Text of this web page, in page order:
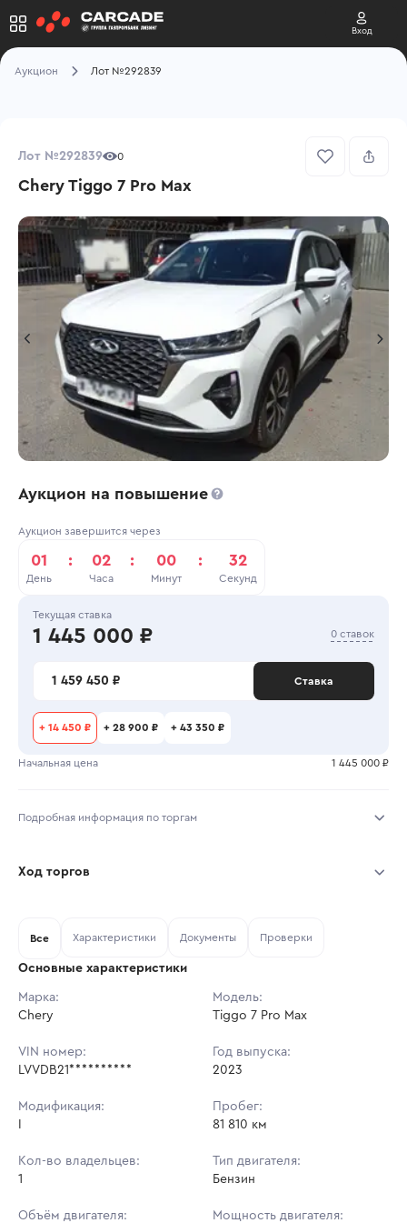
Вход
Аукцион Лот №292839
Лот №292839 0
Chery Tiggo 7 Pro Max
Аукцион на повышение
Аукцион завершится через
01
День
: 02
Часа
: 00
Минут
: 32
Секунд
Текущая ставка
1 445 000 ₽ 0 ставок
1 459 450 ₽ Ставка
+ 14 450 ₽ + 28 900 ₽ + 43 350 ₽
Начальная цена 1 445 000 ₽
Подробная информация по торгам
Тип аукциона: Открытые торги
Шаг торгов: 14 450 ₽
Кол-во ставок:
Ход торгов
Ставок не найдено
в аукционах
Все Характеристики Документы Проверки
Основные характеристики
Марка:
Chery
Модель:
Tiggo 7 Pro Max
VIN номер:
LVVDB21**********
Год выпуска:
2023
Модификация:
Пробег:
81 810 км
Кол-во владельцев:
1
Тип двигателя:
Бензин
Объём двигателя:
Мощность двигателя: